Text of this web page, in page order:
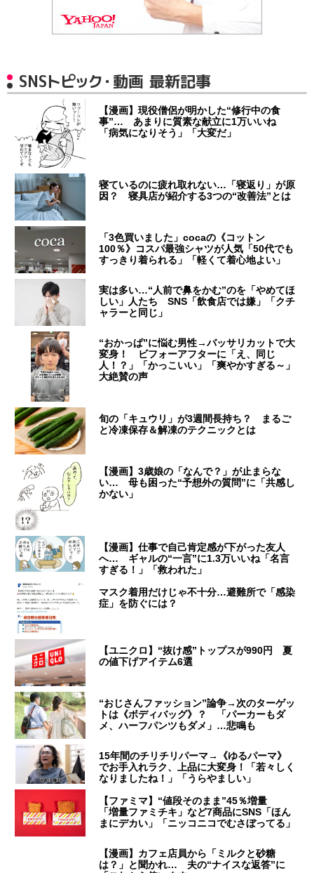
SNSトピック・動画 最新記事
【漫画】現役僧侶が明かした“修行中の食
事”… あまりに質素な献立に1万いいね
「病気になりそう」「大変だ」
寝ているのに疲れ取れない…「寝返り」が原
因？ 寝具店が紹介する3つの“改善法”とは
「3色買いました」cocaの《コットン
100％》コスパ最強シャツが人気「50代でも
すっきり着られる」「軽くて着心地よい」
実は多い…“人前で鼻をかむ”のを「やめてほ
しい」人たち SNS「飲食店では嫌」「クチ
ャラーと同じ」
“おかっぱ”に悩む男性→バッサリカットで大
変身！ ビフォーアフターに「え、同じ
人！？」「かっこいい」「爽やかすぎる～」
大絶賛の声
旬の「キュウリ」が3週間長持ち？ まるご
と冷凍保存＆解凍のテクニックとは
【漫画】3歳娘の「なんで？」が止まらな
い… 母も困った“予想外の質問”に「共感し
かない」
【漫画】仕事で自己肯定感が下がった友人
へ… ギャルの“一言”に1.3万いいね「名言
すぎる！」「救われた」
マスク着用だけじゃ不十分…避難所で「感染
症」を防ぐには？
【ユニクロ】“抜け感”トップスが990円 夏
の値下げアイテム6選
“おじさんファッション”論争→次のターゲッ
トは《ボディバッグ》？ 「パーカーもダ
メ、ハーフパンツもダメ」…悲鳴も
15年間のチリチリパーマ→《ゆるパーマ》
でお手入れラク、上品に大変身！「若々しく
なりましたね！」「うらやましい」
【ファミマ】“値段そのまま”45％増量
「増量ファミチキ」など7商品にSNS「ほん
まにデカい」「ニッコニコでむさぼってる」
【漫画】カフェ店員から「ミルクと砂糖
は？」と聞かれ… 夫の“ナイスな返答”に